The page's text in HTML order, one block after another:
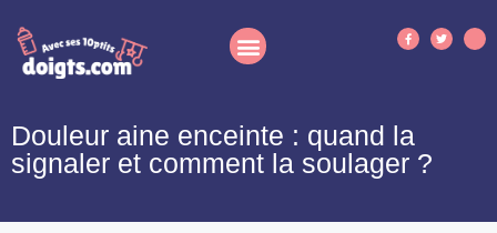
Douleur aine enceinte : quand la
signaler et comment la soulager ?